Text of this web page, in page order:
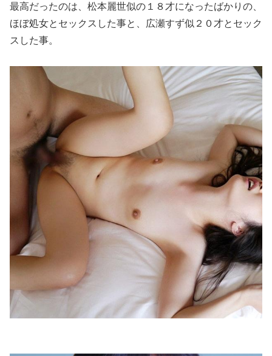
最高だったのは、松本麗世似の１８才になったばかりの、
ほぼ処女とセックスした事と、広瀬すず似２０才とセック
スした事。